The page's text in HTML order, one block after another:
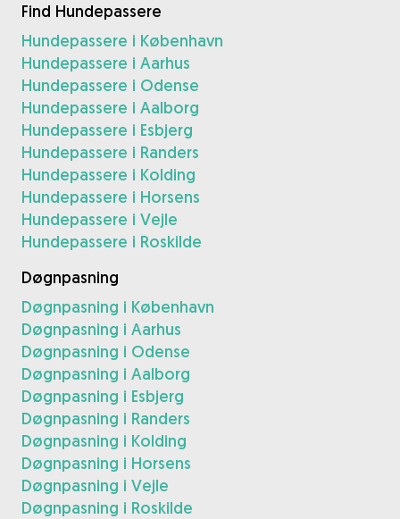
Find Hundepassere
Hundepassere i København
Hundepassere i Aarhus
Hundepassere i Odense
Hundepassere i Aalborg
Hundepassere i Esbjerg
Hundepassere i Randers
Hundepassere i Kolding
Hundepassere i Horsens
Hundepassere i Vejle
Hundepassere i Roskilde
Døgnpasning
Døgnpasning i København
Døgnpasning i Aarhus
Døgnpasning i Odense
Døgnpasning i Aalborg
Døgnpasning i Esbjerg
Døgnpasning i Randers
Døgnpasning i Kolding
Døgnpasning i Horsens
Døgnpasning i Vejle
Døgnpasning i Roskilde